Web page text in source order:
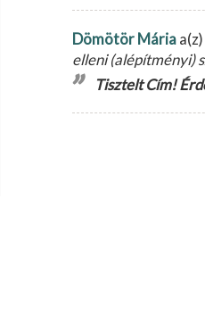
Dömötör Máriaa(z)
elleni (alépítményi)
Tisztelt Cím!